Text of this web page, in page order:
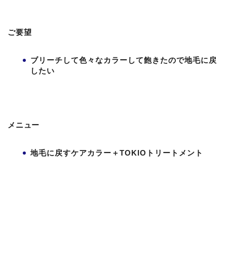
ご要望
ブリーチして色々なカラーして飽きたので地毛に戻
したい
メニュー
地毛に戻すケアカラー＋TOKIOトリートメント